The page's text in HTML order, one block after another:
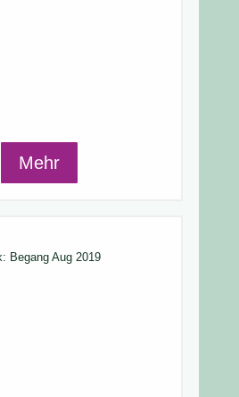
Mehr
Begang Aug 2019